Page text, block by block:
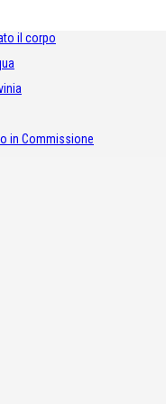
il corpo
in Commissione